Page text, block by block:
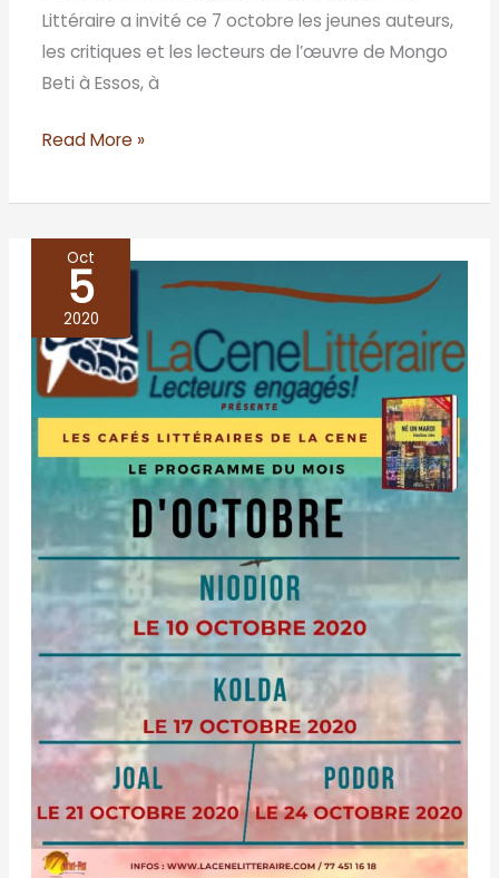
Littéraire a invité ce 7 octobre les jeunes auteurs,
les critiques et les lecteurs de l’œuvre de Mongo
Beti à Essos, à
Read More »
Oct
5
2020
cafés
littéraires
du
mois
d’octobre